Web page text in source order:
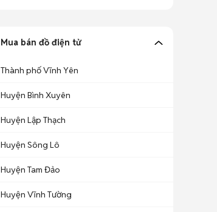
Mua bán đồ điện tử
Thành phố Vĩnh Yên
Huyện Bình Xuyên
Huyện Lập Thạch
Huyện Sông Lô
Huyện Tam Đảo
Huyện Vĩnh Tường